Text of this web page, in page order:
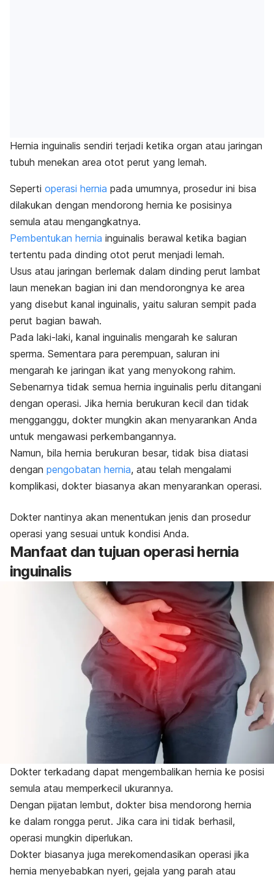
Hernia inguinalis sendiri terjadi ketika organ atau jaringan
tubuh menekan area otot perut yang lemah.
Seperti operasi hernia pada umumnya, prosedur ini bisa
dilakukan dengan mendorong hernia ke posisinya
semula atau mengangkatnya.
Pembentukan hernia inguinalis berawal ketika bagian
tertentu pada dinding otot perut menjadi lemah.
Usus atau jaringan berlemak dalam dinding perut lambat
laun menekan bagian ini dan mendorongnya ke area
yang disebut kanal inguinalis, yaitu saluran sempit pada
perut bagian bawah.
Pada laki-laki, kanal inguinalis mengarah ke saluran
sperma. Sementara para perempuan, saluran ini
mengarah ke jaringan ikat yang menyokong rahim.
Sebenarnya tidak semua hernia inguinalis perlu ditangani
dengan operasi. Jika hernia berukuran kecil dan tidak
mengganggu, dokter mungkin akan menyarankan Anda
untuk mengawasi perkembangannya.
Namun, bila hernia berukuran besar, tidak bisa diatasi
dengan pengobatan hernia, atau telah mengalami
komplikasi, dokter biasanya akan menyarankan operasi.
Dokter nantinya akan menentukan jenis dan prosedur
operasi yang sesuai untuk kondisi Anda.
Manfaat dan tujuan operasi hernia
inguinalis
Dokter terkadang dapat mengembalikan hernia ke posisi
semula atau memperkecil ukurannya.
Dengan pijatan lembut, dokter bisa mendorong hernia
ke dalam rongga perut. Jika cara ini tidak berhasil,
operasi mungkin diperlukan.
Dokter biasanya juga merekomendasikan operasi jika
hernia menyebabkan nyeri, gejala yang parah atau